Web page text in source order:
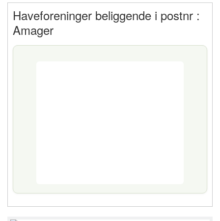
Haveforeninger beliggende i postnr :
Amager